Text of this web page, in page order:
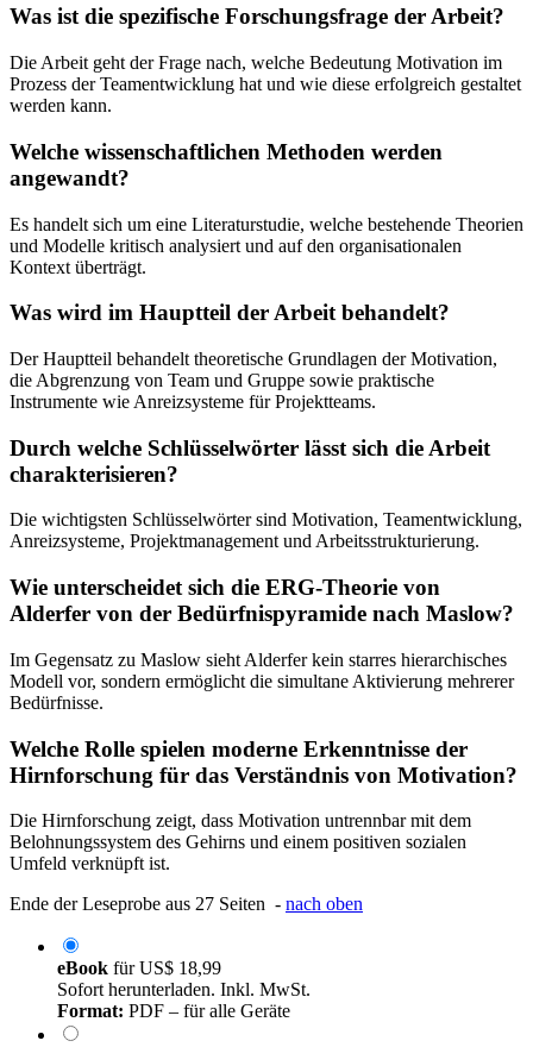
Was ist die spezifische Forschungsfrage der Arbeit?
Die Arbeit geht der Frage nach, welche Bedeutung Motivation im
Prozess der Teamentwicklung hat und wie diese erfolgreich gestaltet
werden kann.
Welche wissenschaftlichen Methoden werden
angewandt?
Es handelt sich um eine Literaturstudie, welche bestehende Theorien
und Modelle kritisch analysiert und auf den organisationalen
Kontext überträgt.
Was wird im Hauptteil der Arbeit behandelt?
Der Hauptteil behandelt theoretische Grundlagen der Motivation,
die Abgrenzung von Team und Gruppe sowie praktische
Instrumente wie Anreizsysteme für Projektteams.
Durch welche Schlüsselwörter lässt sich die Arbeit
charakterisieren?
Die wichtigsten Schlüsselwörter sind Motivation, Teamentwicklung,
Anreizsysteme, Projektmanagement und Arbeitsstrukturierung.
Wie unterscheidet sich die ERG-Theorie von
Alderfer von der Bedürfnispyramide nach Maslow?
Im Gegensatz zu Maslow sieht Alderfer kein starres hierarchisches
Modell vor, sondern ermöglicht die simultane Aktivierung mehrerer
Bedürfnisse.
Welche Rolle spielen moderne Erkenntnisse der
Hirnforschung für das Verständnis von Motivation?
Die Hirnforschung zeigt, dass Motivation untrennbar mit dem
Belohnungssystem des Gehirns und einem positiven sozialen
Umfeld verknüpft ist.
Ende der Leseprobe aus 27 Seiten - nach oben
eBook fürUS$ 18,99
Sofort herunterladen. Inkl. MwSt.
Format: PDF – für alle Geräte